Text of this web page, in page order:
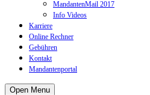
MandantenMail 2017
Info Videos
Karriere
Online Rechner
Gebühren
Kontakt
Mandantenportal
Open Menu